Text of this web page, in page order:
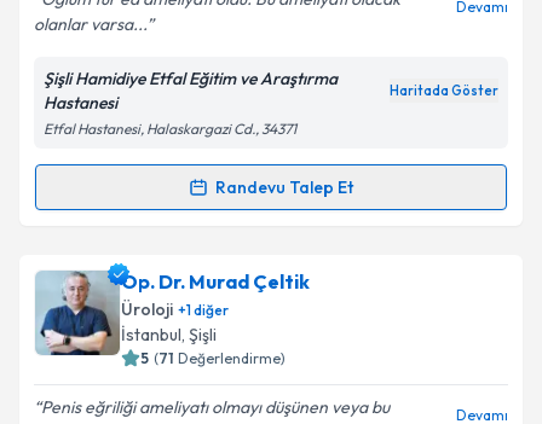
Kişisel verilerimin işlenmesine ilişkin
Aydınlatma
Metni
kapsamda işlenmesini kabul ediyorum.
Takvim Talebini Gönder
olanlar varsa...
Devamı
Şişli Hamidiye Etfal Eğitim ve Araştırma
Hastanesi
Haritada Göster
Etfal Hastanesi, Halaskargazi Cd., 34371
Randevu Talep Et
Randevu Takvimi Talebi
Prof. Dr. Nurettin Cem Sönmez
takvimi talebi oluşturun. Size bu uzmandan randevu
almanız için bir takvim hazırlandığında e-posta ile
bilgilendireceğiz.
E-posta Adresiniz
Op. Dr. Murad Çeltik
Üroloji +1diğer
İstanbul, Şişli
5 (71 Değerlendirme)
Penis eğriliği ameliyatı olmayı düşünen veya bu
Devamı